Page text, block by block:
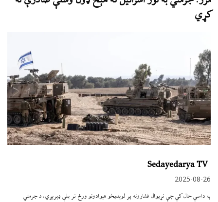
کړي
Sedayedarya TV
2025-08-26
په داسې حال کې چې نړیوال فشارونه پر لوېدیځو هېوادونو ورځ تر بلې ډېرېږي، د جرمني